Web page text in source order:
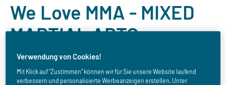
We Love MMA - MIXED
MARTIAL ARTS
Verwendung von Cookies!
Mit Klick auf "Zustimmen" können wir für Sie unsere Website laufend
verbessern und personalisierte Werbeanzeigen erstellen. Unter